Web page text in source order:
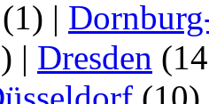
(1) |
| Dresden